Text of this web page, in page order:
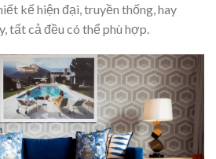
kế hiện đại, truyền thống, hay
tất cả đều có thể phù hợp.